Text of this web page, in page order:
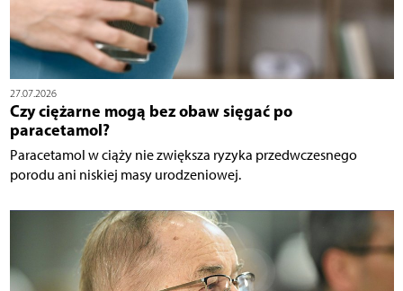
27.07.2026
Czy ciężarne mogą bez obaw sięgać po
paracetamol?
Paracetamol w ciąży nie zwiększa ryzyka przedwczesnego
porodu ani niskiej masy urodzeniowej.